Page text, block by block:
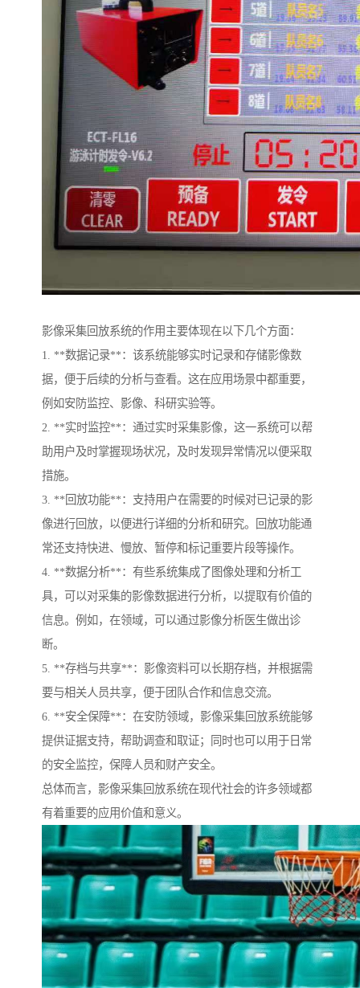
影像采集回放系统的作用主要体现在以下几个方面：
1. **数据记录**：该系统能够实时记录和存储影像数
据，便于后续的分析与查看。这在应用场景中都重要，
例如安防监控、影像、科研实验等。
2. **实时监控**：通过实时采集影像，这一系统可以帮
助用户及时掌握现场状况，及时发现异常情况以便采取
措施。
3. **回放功能**：支持用户在需要的时候对已记录的影
像进行回放，以便进行详细的分析和研究。回放功能通
常还支持快进、慢放、暂停和标记重要片段等操作。
4. **数据分析**：有些系统集成了图像处理和分析工
具，可以对采集的影像数据进行分析，以提取有价值的
信息。例如，在领域，可以通过影像分析医生做出诊
断。
5. **存档与共享**：影像资料可以长期存档，并根据需
要与相关人员共享，便于团队合作和信息交流。
6. **安全保障**：在安防领域，影像采集回放系统能够
提供证据支持，帮助调查和取证；同时也可以用于日常
的安全监控，保障人员和财产安全。
总体而言，影像采集回放系统在现代社会的许多领域都
有着重要的应用价值和意义。